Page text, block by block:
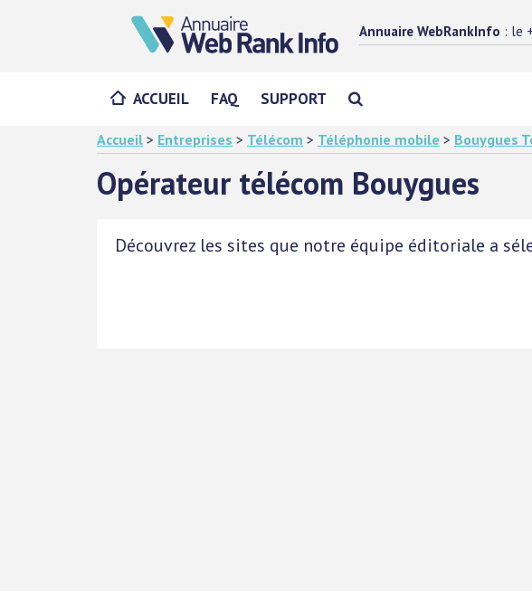
Annuaire WebRankInfo : le
ACCUEIL FAQ SUPPORT
Accueil > Entreprises > Télécom > Téléphonie mobile > Bouygues
Opérateur télécom Bouygues
Découvrez les sites que notre équipe éditoriale a